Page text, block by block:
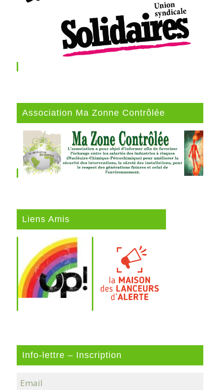
Association Ma Zonne Contrôlée
Liens Amis
Info-lettre – Inscription